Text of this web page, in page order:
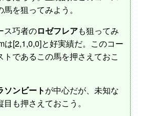
を狙ってみよう。
ス巧者のロゼフレアも狙ってみ
は[2,1,0,0]と好実績だ。このコー
トであるこの馬を押さえておこ
ソンビートが中心だが、未知な
も押さえておこう。